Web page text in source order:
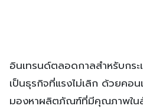
อินเทรนด์ตลอดกาลสำหรับกร
เป็นธุรกิจที่แรงไม่เลิก ด้วยคอ
มองหาผลิตภัณฑ์ที่มีคุณภาพในสั